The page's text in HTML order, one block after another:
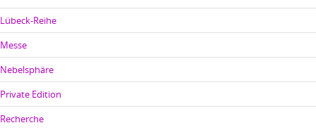
Lübeck-Reihe
Messe
Nebelsphäre
Private Edition
Recherche